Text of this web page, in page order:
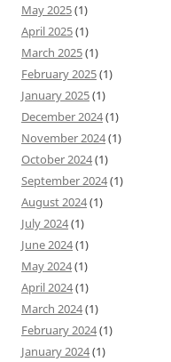
May 2025(1)
April 2025(1)
March 2025(1)
February 2025(1)
January 2025(1)
December 2024(1)
November 2024(1)
October 2024(1)
September 2024(1)
August 2024(1)
July 2024(1)
June 2024(1)
May 2024(1)
April 2024(1)
March 2024(1)
February 2024(1)
January 2024(1)